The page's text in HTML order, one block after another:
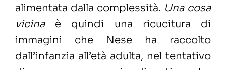
alimentata dalla complessità. Una cosa
vicinaè quindi una ricucitura di
immagini che Nese ha raccolto
dall’infanzia all’età adulta, nel tentativo